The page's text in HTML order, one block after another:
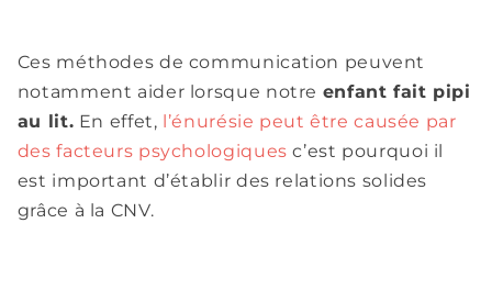
Ces méthodes de communication peuvent
notamment aider lorsque notre enfant fait pipi
au lit. En effet, l’énurésie peut être causée par
des facteurs psychologiques c’est pourquoi il
est important d’établir des relations solides
grâce à la CNV.